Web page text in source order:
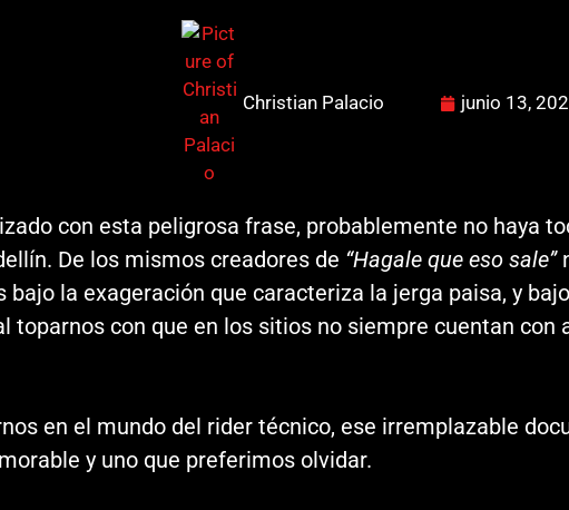
Christian Palacio junio 13,
con esta peligrosa frase, probablemente no haya
De los mismos creadores de “Hagale que eso sale”
bajo la exageración que caracteriza la jerga paisa, y
toparnos con que en los sitios no siempre cuentan con
en el mundo del rider técnico, ese irremplazable
y uno que preferimos olvidar.